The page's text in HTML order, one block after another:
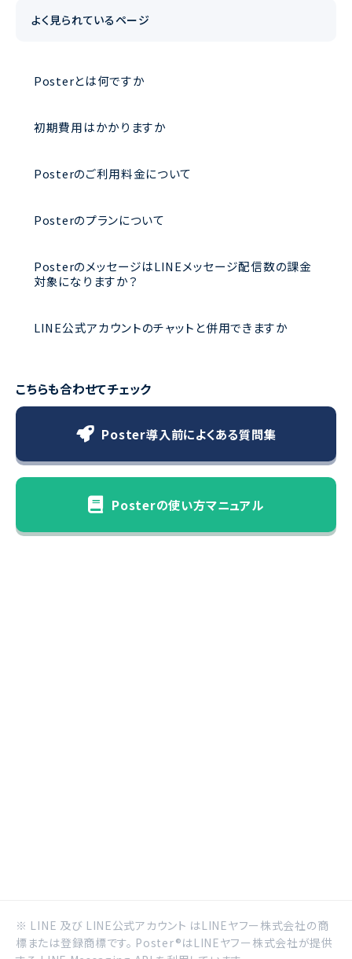
よく見られているページ
Posterとは何ですか
初期費用はかかりますか
Posterのご利用料金について
Posterのプランについて
PosterのメッセージはLINEメッセージ配信数の課金
対象になりますか？
LINE公式アカウントのチャットと併用できますか
こちらも合わせてチェック
Poster導入前によくある質問集
Posterの使い方マニュアル
※ LINE 及び LINE公式アカウント はLINEヤフー株式会社の商
標または登録商標です。 Poster®はLINEヤフー株式会社が提供